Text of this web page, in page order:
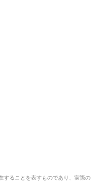
することを表すものであり、実際の